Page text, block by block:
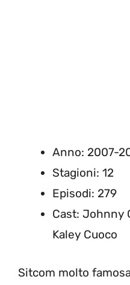
Anno: 2007-
Stagioni: 12
Episodi: 279
Cast: Johnny
Kaley Cuoco
Sitcom molto